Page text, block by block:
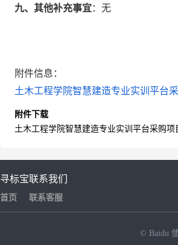
九、其他补充事宜： 无
附件信息：
土木工程学院智慧建造专业实训平台
附件下载
土木工程学院智慧建造专业实训平台采购
寻标宝
首页
联系我们
联系客服
© Baidu